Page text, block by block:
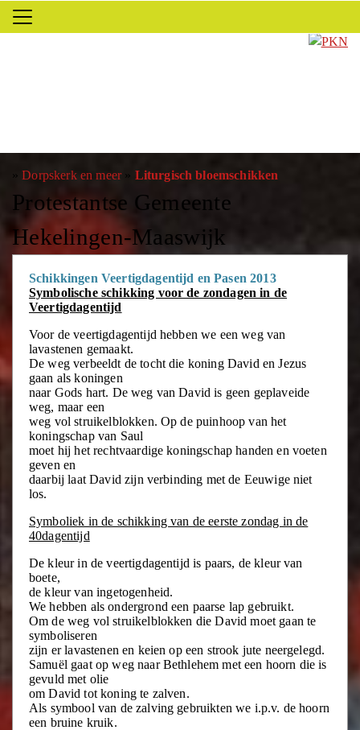
»Dorpskerk en meer» Liturgisch bloemschikken
Protestantse Gemeente
Hekelingen-Maaswijk
Schikkingen Veertigdagentijd en Pasen 2013
Symbolische schikking voor de zondagen in de
Veertigdagentijd
Voor de veertigdagentijd hebben we een weg van
lavastenen gemaakt.
De weg verbeeldt de tocht die koning David en Jezus
gaan als koningen
naar Gods hart. De weg van David is geen geplaveide
weg, maar een
weg vol struikelblokken. Op de puinhoop van het
koningschap van Saul
moet hij het rechtvaardige koningschap handen en voeten
geven en
daarbij laat David zijn verbinding met de Eeuwige niet
los.
Symboliek in de schikking van de eerste zondag in de
40dagentijd
De kleur in de veertigdagentijd is paars, de kleur van
boete,
de kleur van ingetogenheid.
We hebben als ondergrond een paarse lap gebruikt.
Om de weg vol struikelblokken die David moet gaan te
symboliseren
zijn er lavastenen en keien op een strook jute neergelegd.
Samuël gaat op weg naar Bethlehem met een hoorn die is
gevuld met olie
om David tot koning te zalven.
Als symbool van de zalving gebruikten we i.p.v. de hoorn
een bruine kruik.